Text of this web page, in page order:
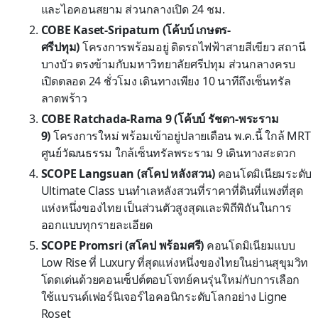
และไอคอนสยาม ส่วนกลางเปิด 24 ชม.
COBE Kaset-Sripatum (โค้บบ์ เกษตร-
ศรีปทุม)โครงการพร้อมอยู่ ติดรถไฟฟ้าสายสีเขียว สถานี
บางบัว ตรงข้ามกับมหาวิทยาลัยศรีปทุม ส่วนกลางครบ
เปิดตลอด 24 ชั่วโมง เดินทางเพียง 10 นาทีถึงเซ็นทรัล
ลาดพร้าว
COBE Ratchada-Rama 9 (โค้บบ์ รัชดา-พระราม
9)โครงการใหม่ พร้อมเข้าอยู่ปลายเดือน พ.ค.นี้ ใกล้ MRT
ศูนย์วัฒนธรรม ใกล้เซ็นทรัลพระราม 9 เดินทางสะดวก
SCOPE Langsuan (สโคป หลังสวน)คอนโดมิเนียมระดับ
Ultimate Class บนทำเลหลังสวนที่ราคาที่ดินที่แพงที่สุด
แห่งหนึ่งของไทย เป็นส่วนตัวสูงสุดและพิถีพิถันในการ
ออกแบบทุกรายละเอียด
SCOPE Promsri(สโคป พร้อมศรี) คอนโดมิเนียมแบบ
Low Rise ที่ Luxury ที่สุดแห่งหนึ่งของไทยในย่านสุขุมวิท
โดดเด่นด้วยคอนเซ็ปต์ตอบโจทย์คนรุ่นใหม่กับการเลือก
ใช้แบรนด์เฟอร์นิเจอร์ไอคอนิกระดับโลกอย่าง Ligne
Roset